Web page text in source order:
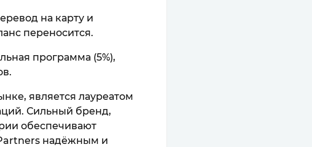
на карту и
переносится.
программа (5%),
является лауреатом
Сильный бренд,
обеспечивают
надёжным и